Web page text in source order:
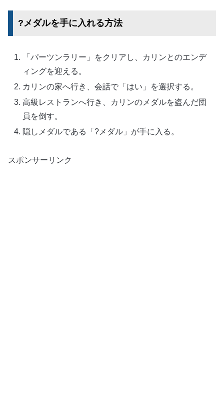
?メダルを手に入れる方法
「パーツンラリー」をクリアし、カリンとのエンデ
ィングを迎える。
カリンの家へ行き、会話で「はい」を選択する。
高級レストランへ行き、カリンのメダルを盗んだ団
員を倒す。
隠しメダルである「?メダル」が手に入る。
スポンサーリンク